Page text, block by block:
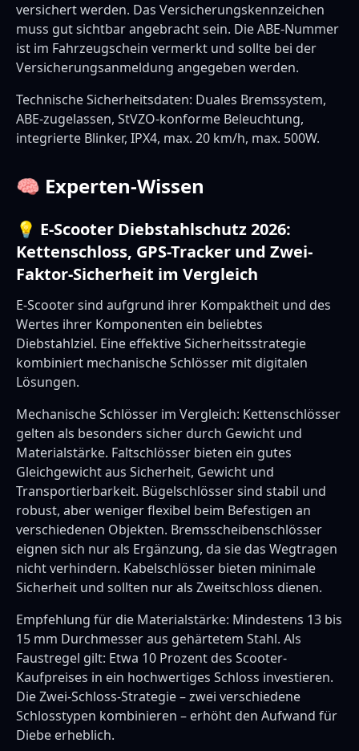
versichert werden. Das Versicherungskennzeichen
muss gut sichtbar angebracht sein. Die ABE-Nummer
ist im Fahrzeugschein vermerkt und sollte bei der
Versicherungsanmeldung angegeben werden.
Technische Sicherheitsdaten: Duales Bremssystem,
ABE-zugelassen, StVZO-konforme Beleuchtung,
integrierte Blinker, IPX4, max. 20 km/h, max. 500W.
🧠 Experten-Wissen
💡 E-Scooter Diebstahlschutz 2026:
Kettenschloss, GPS-Tracker und Zwei-
Faktor-Sicherheit im Vergleich
E-Scooter sind aufgrund ihrer Kompaktheit und des
Wertes ihrer Komponenten ein beliebtes
Diebstahlziel. Eine effektive Sicherheitsstrategie
kombiniert mechanische Schlösser mit digitalen
Lösungen.
Mechanische Schlösser im Vergleich: Kettenschlösser
gelten als besonders sicher durch Gewicht und
Materialstärke. Faltschlösser bieten ein gutes
Gleichgewicht aus Sicherheit, Gewicht und
Transportierbarkeit. Bügelschlösser sind stabil und
robust, aber weniger flexibel beim Befestigen an
verschiedenen Objekten. Bremsscheibenschlösser
eignen sich nur als Ergänzung, da sie das Wegtragen
nicht verhindern. Kabelschlösser bieten minimale
Sicherheit und sollten nur als Zweitschloss dienen.
Empfehlung für die Materialstärke: Mindestens 13 bis
15 mm Durchmesser aus gehärtetem Stahl. Als
Faustregel gilt: Etwa 10 Prozent des Scooter-
Kaufpreises in ein hochwertiges Schloss investieren.
Die Zwei-Schloss-Strategie – zwei verschiedene
Schlosstypen kombinieren – erhöht den Aufwand für
Diebe erheblich.